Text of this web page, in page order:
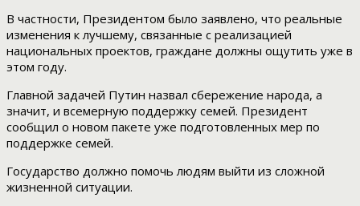
В частности, Президентом было заявлено, что реальные
изменения к лучшему, связанные с реализацией
национальных проектов, граждане должны ощутить уже в
этом году.
Главной задачей Путин назвал сбережение народа, а
значит, и всемерную поддержку семей. Президент
сообщил о новом пакете уже подготовленных мер по
поддержке семей.
Государство должно помочь людям выйти из сложной
жизненной ситуации.